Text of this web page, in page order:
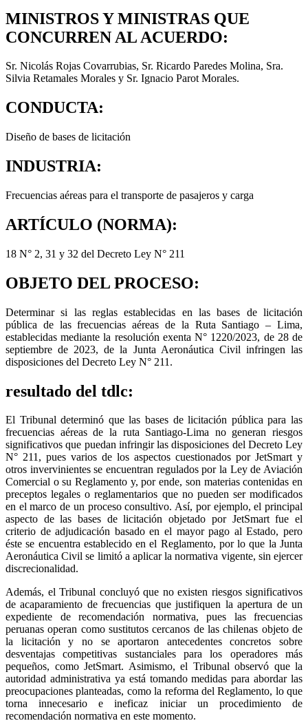
MINISTROS Y MINISTRAS QUE
CONCURREN AL ACUERDO:
Sr. Nicolás Rojas Covarrubias, Sr. Ricardo Paredes Molina, Sra.
Silvia Retamales Morales y Sr. Ignacio Parot Morales.
CONDUCTA:
Diseño de bases de licitación
INDUSTRIA:
Frecuencias aéreas para el transporte de pasajeros y carga
ARTÍCULO (NORMA):
18 N° 2, 31 y 32 del Decreto Ley N° 211
OBJETO DEL PROCESO:
Determinar si las reglas establecidas en las bases de licitación
pública de las frecuencias aéreas de la Ruta Santiago – Lima,
establecidas mediante la resolución exenta N° 1220/2023, de 28 de
septiembre de 2023, de la Junta Aeronáutica Civil infringen las
disposiciones del Decreto Ley N° 211.
resultado del tdlc:
El Tribunal determinó que las bases de licitación pública para las
frecuencias aéreas de la ruta Santiago-Lima no generan riesgos
significativos que puedan infringir las disposiciones del Decreto Ley
N° 211, pues varios de los aspectos cuestionados por JetSmart y
otros invervinientes se encuentran regulados por la Ley de Aviación
Comercial o su Reglamento y, por ende, son materias contenidas en
preceptos legales o reglamentarios que no pueden ser modificados
en el marco de un proceso consultivo. Así, por ejemplo, el principal
aspecto de las bases de licitación objetado por JetSmart fue el
criterio de adjudicación basado en el mayor pago al Estado, pero
éste se encuentra establecido en el Reglamento, por lo que la Junta
Aeronáutica Civil se limitó a aplicar la normativa vigente, sin ejercer
discrecionalidad.
Además, el Tribunal concluyó que no existen riesgos significativos
de acaparamiento de frecuencias que justifiquen la apertura de un
expediente de recomendación normativa, pues las frecuencias
peruanas operan como sustitutos cercanos de las chilenas objeto de
la licitación y no se aportaron antecedentes concretos sobre
desventajas competitivas sustanciales para los operadores más
pequeños, como JetSmart. Asimismo, el Tribunal observó que la
autoridad administrativa ya está tomando medidas para abordar las
preocupaciones planteadas, como la reforma del Reglamento, lo que
torna innecesario e ineficaz iniciar un procedimiento de
recomendación normativa en este momento.